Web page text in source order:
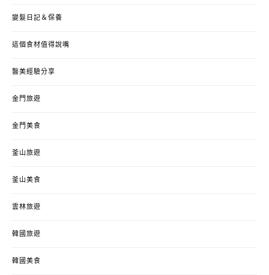
變髮日記＆保養
這個食材值得說嘴
醫美經驗分享
金門旅遊
金門美食
釜山旅遊
釜山美食
雲林旅遊
韓國旅遊
韓國美食